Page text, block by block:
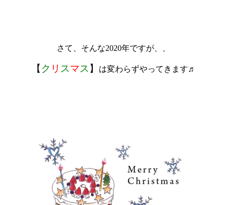
さて、そんな2020年ですが、、
【 ク リ スマス 】 は変わらずやってきます♬